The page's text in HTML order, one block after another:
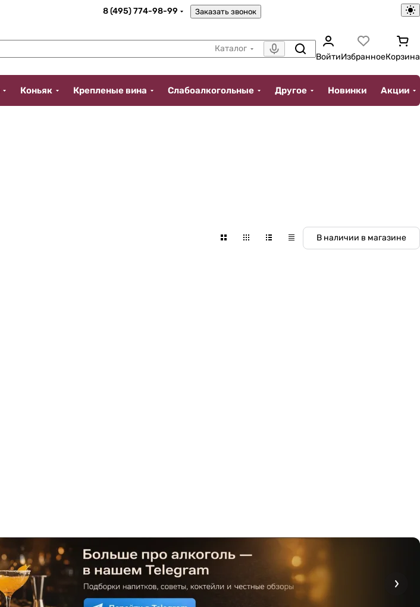
8 (495) 774-98-99 Заказать звонок
Каталог
ВойтиИзбранноеКорзина
Коньяк Крепленые вина Слабоалкогольные Другое Новинки Акции
В наличии в магазине